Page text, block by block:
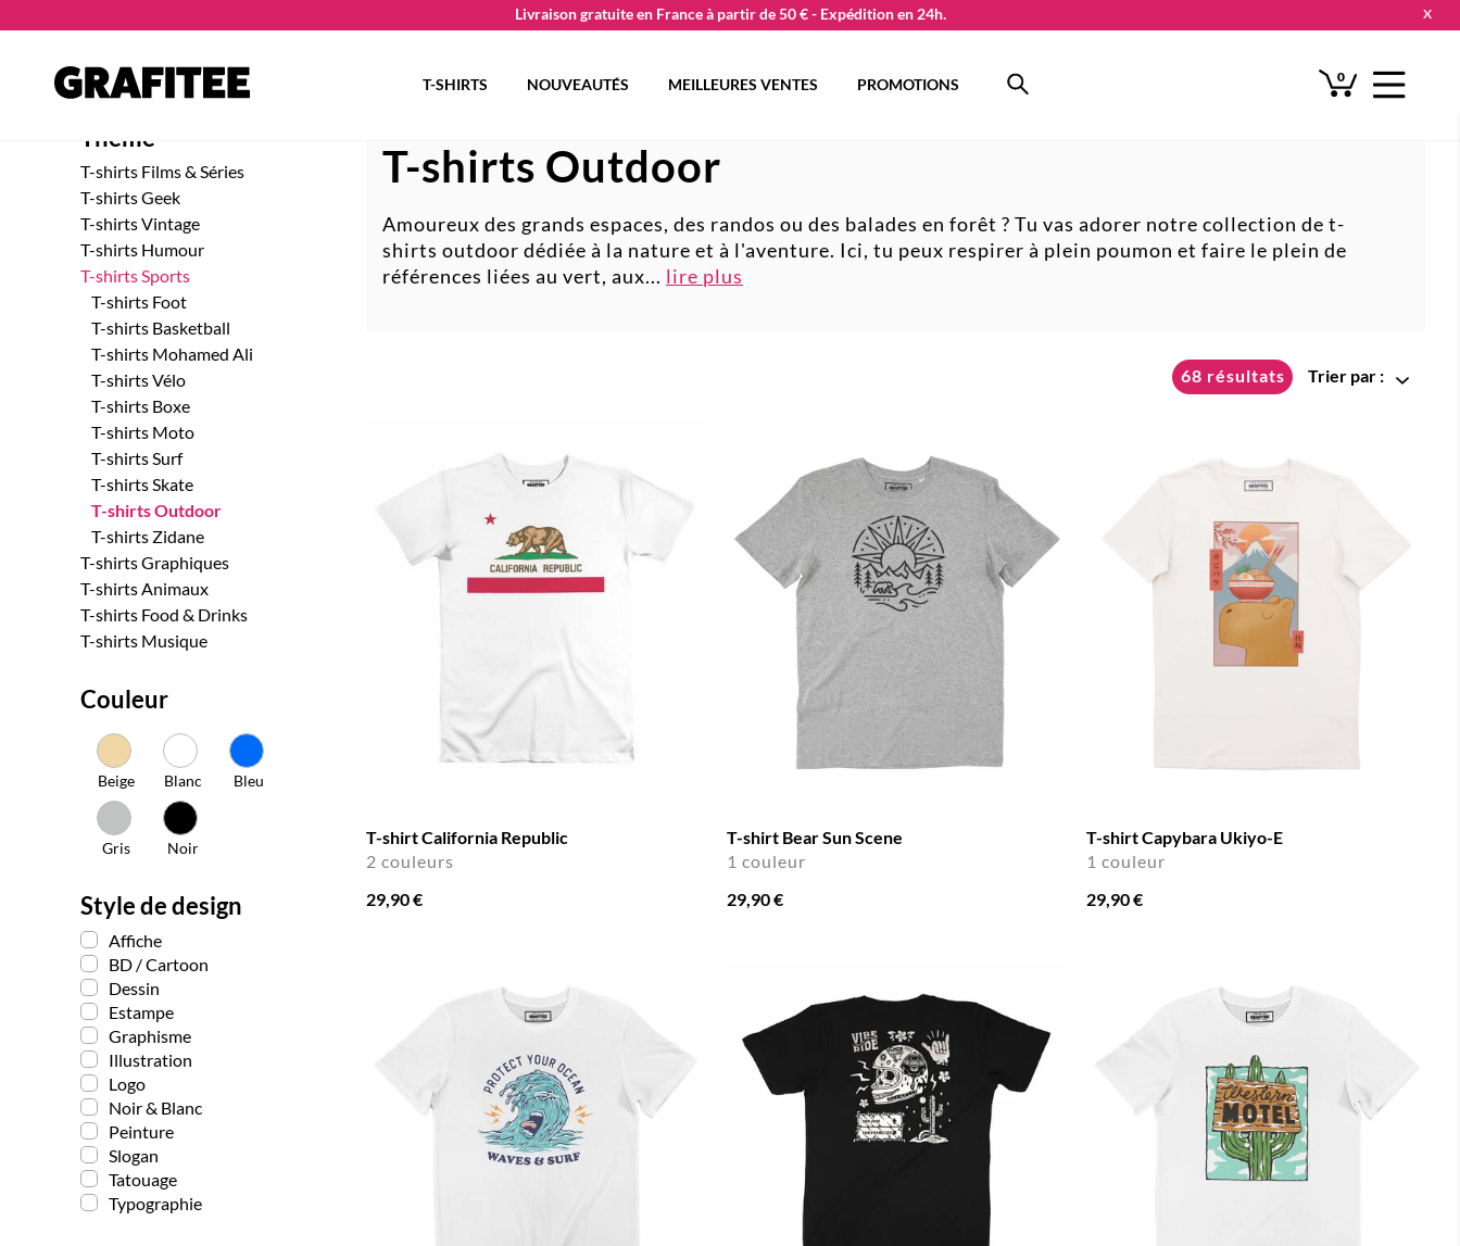
Livraison gratuite en France à partir de 50 € - Expédition en 24h. X
0
T-SHIRTS NOUVEAUTÉS MEILLEURES VENTES PROMOTIONS
T-shirts Outdoor
Amoureux des grands espaces, des randos ou des balades en forêt ? Tu vas adorer notre collection de t-
shirts outdoor dédiée à la nature et à l'aventure. Ici, tu peux respirer à plein poumon et faire le plein de
références liées au vert, aux... lire plus
Trier par :
68 résultats
Thème
T-shirts Films & Séries
T-shirts Geek
T-shirts Vintage
T-shirts Humour
T-shirts Sports
T-shirts Foot
T-shirts Basketball
T-shirts Mohamed Ali
T-shirts Vélo
T-shirts Boxe
T-shirts Moto
T-shirts Surf
T-shirts Skate
T-shirts Outdoor
T-shirts Zidane
T-shirts Graphiques
T-shirts Animaux
T-shirts Food & Drinks
T-shirts Musique
Couleur
Beige Blanc Bleu
Gris Noir
Style de design
Affiche
BD / Cartoon
Dessin
Estampe
Graphisme
Illustration
Logo
Noir & Blanc
Peinture
Slogan
Tatouage
Typographie
T-shirt California Republic
2 couleurs
29,90 €
T-shirt Bear Sun Scene
1 couleur
29,90 €
T-shirt Capybara Ukiyo-E
1 couleur
29,90 €